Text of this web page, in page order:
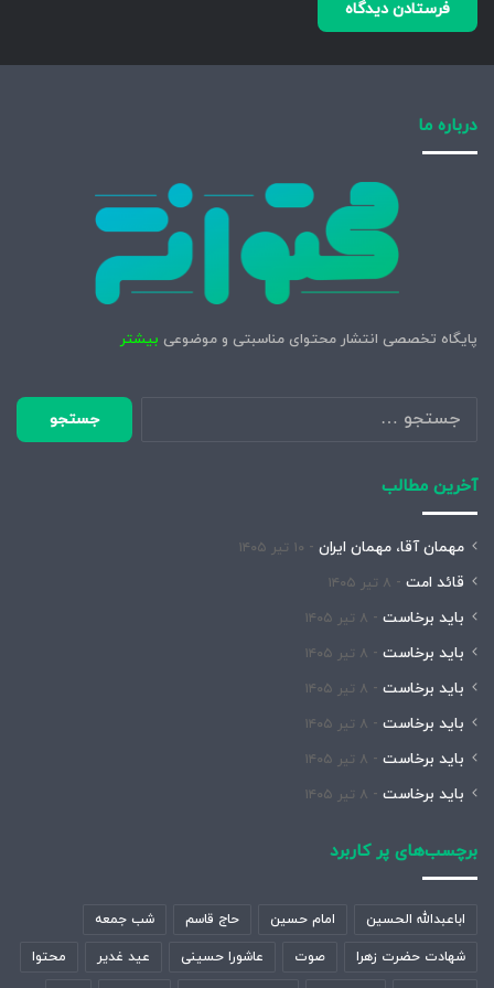
درباره ما
پایگاه تخصصی انتشار محتوای مناسبتی و موضوعی بیشتر
جستجو
برای:
آخرین مطالب
مهمان آقا، مهمان ایران ۱۰ تیر ۱۴۰۵
قائد امت ۸ تیر ۱۴۰۵
باید برخاست ۸ تیر ۱۴۰۵
باید برخاست ۸ تیر ۱۴۰۵
باید برخاست ۸ تیر ۱۴۰۵
باید برخاست ۸ تیر ۱۴۰۵
باید برخاست ۸ تیر ۱۴۰۵
باید برخاست ۸ تیر ۱۴۰۵
برچسب‌های پر کاربرد
اباعبدالله الحسین امام حسین حاج قاسم شب جمعه
شهادت حضرت زهرا صوت عاشورا حسینی عید غدیر محتوا